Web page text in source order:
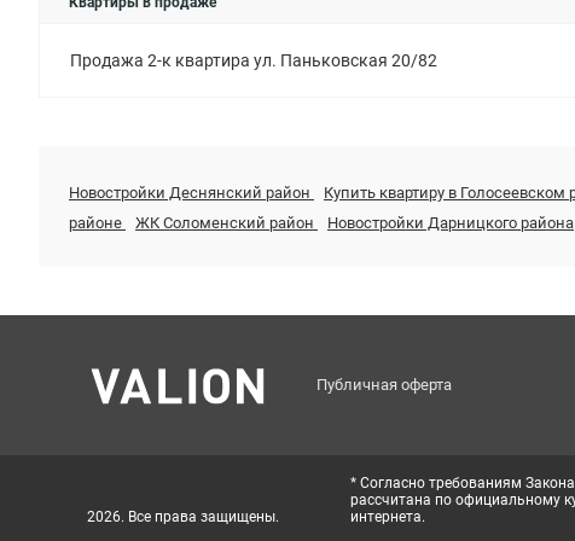
Продажа 2-к квартира ул. Паньковская 20/82
Новостройки Деснянский район Купить квартиру в
районе
ЖК Соломенский район Новостройки Дарницкого района
Публичная оферта
2026. Все права защищены.
* Согласно требованиям
рассчитана по официальному
интернета.